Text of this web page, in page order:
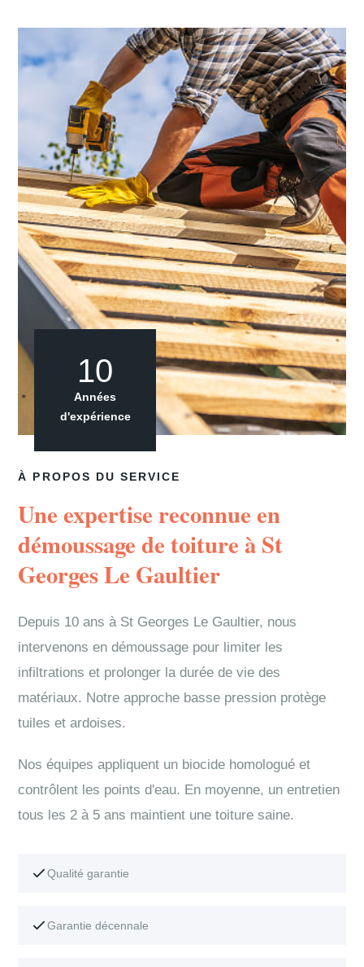
À PROPOS DU SERVICE
Une expertise reconnue en
démoussage de toiture à St
Georges Le Gaultier
Depuis 10 ans à St Georges Le Gaultier, nous
intervenons en démoussage pour limiter les
infiltrations et prolonger la durée de vie des
matériaux. Notre approche basse pression protège
tuiles et ardoises.
Nos équipes appliquent un biocide homologué et
contrôlent les points d'eau. En moyenne, un entretien
tous les 2 à 5 ans maintient une toiture saine.
Qualité garantie
Garantie décennale
10
Années
d'expérience